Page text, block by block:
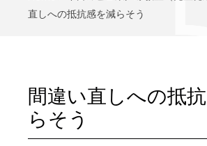
直しへの抵抗感を減らそう
間違い直しへの抵
らそう